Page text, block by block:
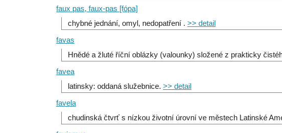
faux pas, faux-pas [fópa]
chybné jednání, omyl, nedopatření . >> detail
favas
Hnědé a žluté říční oblázky (valounky) složené z prakticky
favea
latinsky: oddaná služebnice. >> detail
favela
chudinská čtvrť s nízkou životní úrovní ve městech Latinské